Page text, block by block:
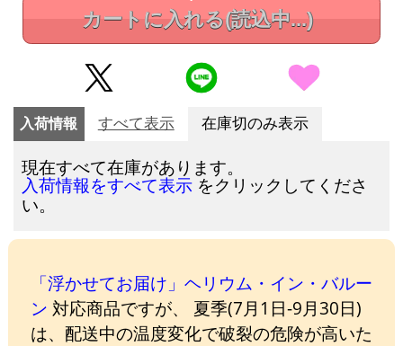
カートに入れる(読込中...)
入荷情報 すべて表示 在庫切のみ表示
現在すべて在庫があります。
入荷情報をすべて表示 をクリックしてくださ
い。
「浮かせてお届け」ヘリウム・イン・バルー
ン 対応商品ですが、 夏季(7月1日-9月30日)
は、配送中の温度変化で破裂の危険が高いた